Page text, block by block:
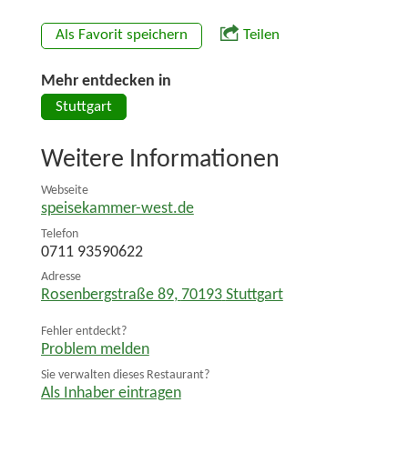
Als Favorit speichern Teilen
Mehr entdecken in
Stuttgart
Weitere Informationen
Webseite
speisekammer-west.de
Telefon
0711 93590622
Adresse
Rosenbergstraße 89, 70193 Stuttgart
Fehler entdeckt?
Problem melden
Sie verwalten dieses Restaurant?
Als Inhaber eintragen